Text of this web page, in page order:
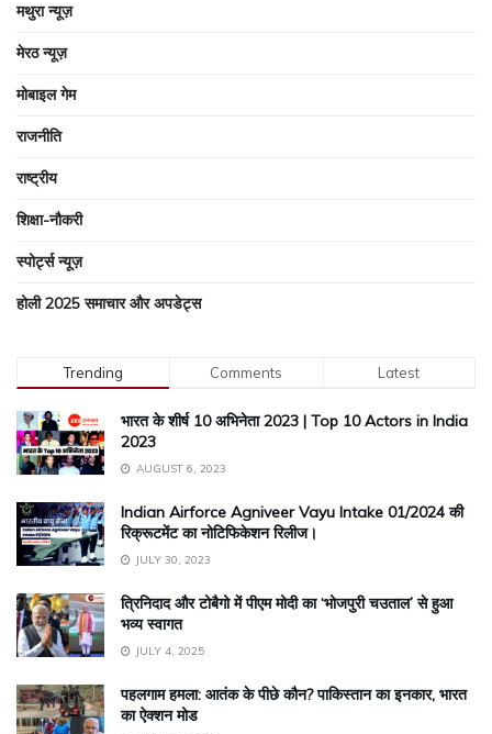
मथुरा न्यूज़
मेरठ न्यूज़
मोबाइल गेम
राजनीति
राष्ट्रीय
शिक्षा-नौकरी
स्पोर्ट्स न्यूज़
होली 2025 समाचार और अपडेट्स
Trending Comments Latest
भारत के शीर्ष 10 अभिनेता 2023 | Top 10 Actors in India
2023
AUGUST 6, 2023
Indian Airforce Agniveer Vayu Intake 01/2024 की
रिक्रूटमेंट का नोटिफिकेशन रिलीज।
JULY 30, 2023
त्रिनिदाद और टोबैगो में पीएम मोदी का ‘भोजपुरी चउताल’ से हुआ
भव्य स्वागत
JULY 4, 2025
पहलगाम हमला: आतंक के पीछे कौन? पाकिस्तान का इनकार, भारत
का ऐक्शन मोड